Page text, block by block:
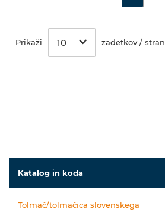
Prikaži 10 zadetkov / stran
Katalog in koda
Tolmač/tolmačica slovenskega